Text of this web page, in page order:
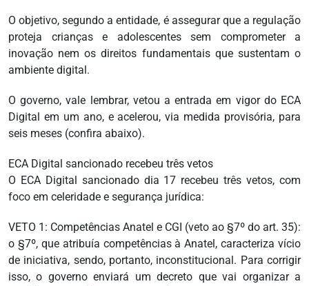
O objetivo, segundo a entidade, é assegurar que a regulação
proteja crianças e adolescentes sem comprometer a
inovação nem os direitos fundamentais que sustentam o
ambiente digital.
O governo, vale lembrar, vetou a entrada em vigor do ECA
Digital em um ano, e acelerou, via medida provisória, para
seis meses (confira abaixo).
ECA Digital sancionado recebeu três vetos
O ECA Digital sancionado dia 17 recebeu três vetos, com
foco em celeridade e segurança jurídica:
VETO 1: Competências Anatel e CGI (veto ao §7º do art. 35):
o §7º, que atribuía competências à Anatel, caracteriza vício
de iniciativa, sendo, portanto, inconstitucional. Para corrigir
isso, o governo enviará um decreto que vai organizar a